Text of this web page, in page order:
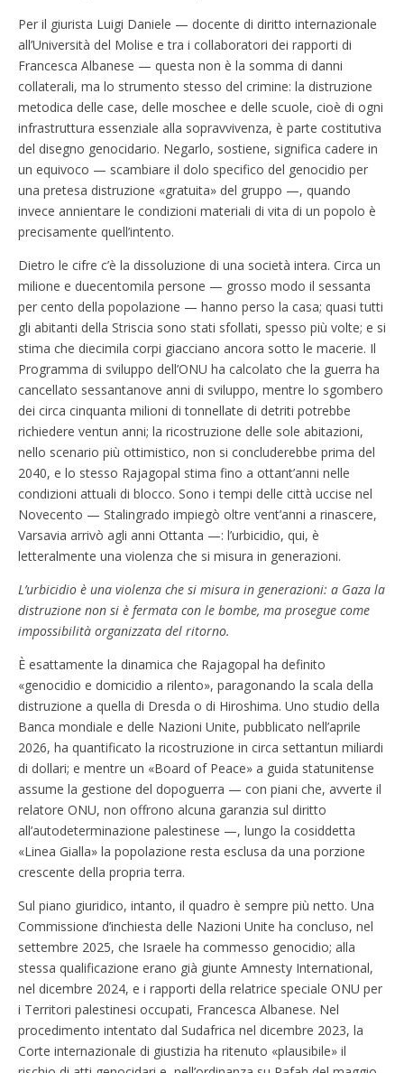
Per il giurista Luigi Daniele — docente di diritto internazionale
all’Università del Molise e tra i collaboratori dei rapporti di
Francesca Albanese — questa non è la somma di danni
collaterali, ma lo strumento stesso del crimine: la distruzione
metodica delle case, delle moschee e delle scuole, cioè di ogni
infrastruttura essenziale alla sopravvivenza, è parte costitutiva
del disegno genocidario. Negarlo, sostiene, significa cadere in
un equivoco — scambiare il dolo specifico del genocidio per
una pretesa distruzione «gratuita» del gruppo —, quando
invece annientare le condizioni materiali di vita di un popolo è
precisamente quell’intento.
Dietro le cifre c’è la dissoluzione di una società intera. Circa un
milione e duecentomila persone — grosso modo il sessanta
per cento della popolazione — hanno perso la casa; quasi tutti
gli abitanti della Striscia sono stati sfollati, spesso più volte; e si
stima che diecimila corpi giacciano ancora sotto le macerie. Il
Programma di sviluppo dell’ONU ha calcolato che la guerra ha
cancellato sessantanove anni di sviluppo, mentre lo sgombero
dei circa cinquanta milioni di tonnellate di detriti potrebbe
richiedere ventun anni; la ricostruzione delle sole abitazioni,
nello scenario più ottimistico, non si concluderebbe prima del
2040, e lo stesso Rajagopal stima fino a ottant’anni nelle
condizioni attuali di blocco. Sono i tempi delle città uccise nel
Novecento — Stalingrado impiegò oltre vent’anni a rinascere,
Varsavia arrivò agli anni Ottanta —: l’urbicidio, qui, è
letteralmente una violenza che si misura in generazioni.
L’urbicidio è una violenza che si misura in generazioni: a Gaza la
distruzione non si è fermata con le bombe, ma prosegue come
impossibilità organizzata del ritorno.
È esattamente la dinamica che Rajagopal ha definito
«genocidio e domicidio a rilento», paragonando la scala della
distruzione a quella di Dresda o di Hiroshima. Uno studio della
Banca mondiale e delle Nazioni Unite, pubblicato nell’aprile
2026, ha quantificato la ricostruzione in circa settantun miliardi
di dollari; e mentre un «Board of Peace» a guida statunitense
assume la gestione del dopoguerra — con piani che, avverte il
relatore ONU, non offrono alcuna garanzia sul diritto
all’autodeterminazione palestinese —, lungo la cosiddetta
«Linea Gialla» la popolazione resta esclusa da una porzione
crescente della propria terra.
Sul piano giuridico, intanto, il quadro è sempre più netto. Una
Commissione d’inchiesta delle Nazioni Unite ha concluso, nel
settembre 2025, che Israele ha commesso genocidio; alla
stessa qualificazione erano già giunte Amnesty International,
nel dicembre 2024, e i rapporti della relatrice speciale ONU per
i Territori palestinesi occupati, Francesca Albanese. Nel
procedimento intentato dal Sudafrica nel dicembre 2023, la
Corte internazionale di giustizia ha ritenuto «plausibile» il